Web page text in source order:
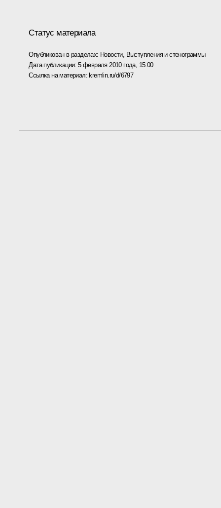
Статус материала
Опубликован в разделах: Новости, Выступления и стенограммы
Дата публикации:5 февраля 2010 года, 15:00
Ссылка на материал: kremlin.ru/d/6797